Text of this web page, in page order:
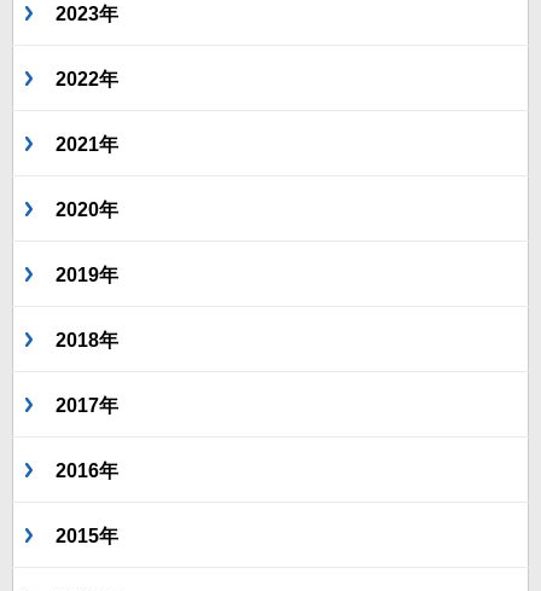
2023年
2022年
2021年
2020年
2019年
2018年
2017年
2016年
2015年